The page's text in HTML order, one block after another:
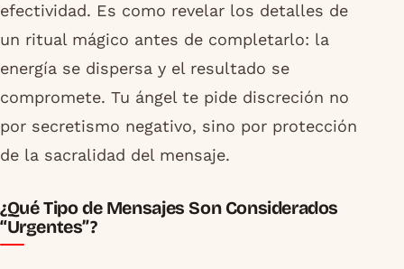
efectividad. Es como revelar los detalles de
un ritual mágico antes de completarlo: la
energía se dispersa y el resultado se
compromete. Tu ángel te pide discreción no
por secretismo negativo, sino por protección
de la sacralidad del mensaje.
¿Qué Tipo de Mensajes Son Considerados
“Urgentes”?